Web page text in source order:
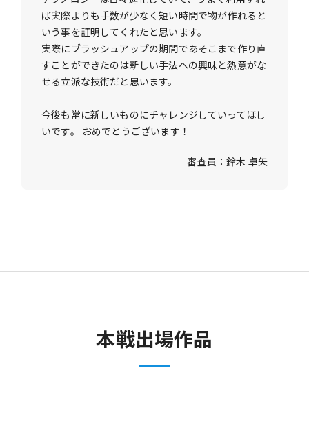
ば実際よりも手数が少なく短い時間で物が作れると
いう事を証明してくれたと思います。
実際にブラッシュアップの期間であそこまで作り直
すことができたのは新しい手法への興味と熱意がな
せる立派な技術だと思います。
今後も常に新しいものにチャレンジしていってほし
いです。 おめでとうございます！
審査員：鈴木 卓矢
本戦出場作品